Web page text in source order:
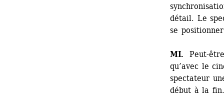
détail. Le
se
ML Peut-
qu’avec le
spectateur
début à la